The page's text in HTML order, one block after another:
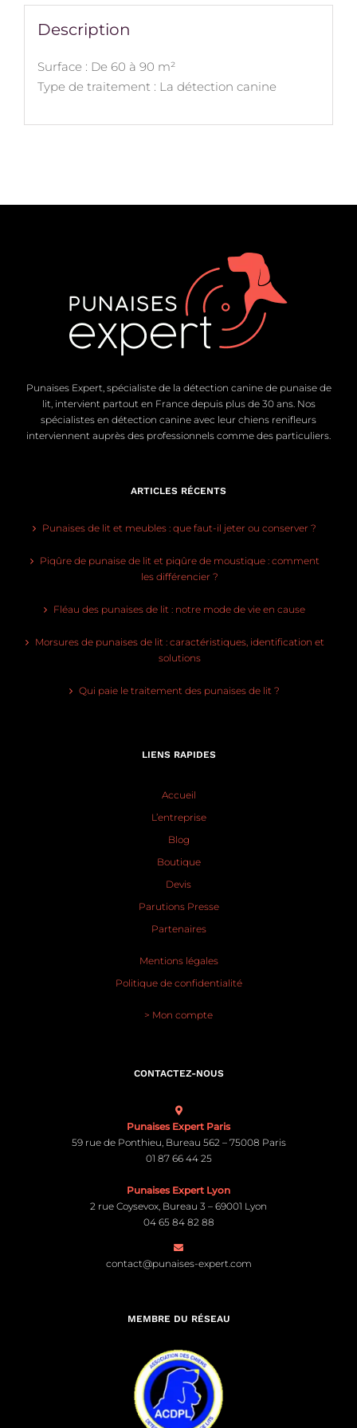
Description
Surface : De 60 à 90 m²
Type de traitement : La détection canine
Punaises Expert, spécialiste de la détection canine de punaise de
lit, intervient partout en France depuis plus de 30 ans. Nos
spécialistes en détection canine avec leur chiens renifleurs
interviennent auprès des professionnels comme des particuliers.
ARTICLES RÉCENTS
Punaises de lit et meubles : que faut-il jeter ou conserver ?
Piqûre de punaise de lit et piqûre de moustique : comment
les différencier ?
Fléau des punaises de lit : notre mode de vie en cause
Morsures de punaises de lit : caractéristiques, identification et
solutions
Qui paie le traitement des punaises de lit ?
LIENS RAPIDES
Accueil
L’entreprise
Blog
Boutique
Devis
Parutions Presse
Partenaires
Mentions légales
Politique de confidentialité
> Mon compte
CONTACTEZ-NOUS
Punaises Expert Paris
59 rue de Ponthieu, Bureau 562 – 75008 Paris
01 87 66 44 25
Punaises Expert Lyon
2 rue Coysevox, Bureau 3 – 69001 Lyon
04 65 84 82 88
contact@punaises-expert.com
MEMBRE DU RÉSEAU